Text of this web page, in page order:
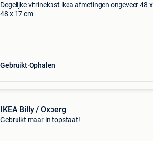
Degelijke vitrinekast ikea afmetingen ongeveer 48 x
48 x 17 cm
Gebruikt Ophalen
IKEA Billy / Oxberg
Gebruikt maar in topstaat!